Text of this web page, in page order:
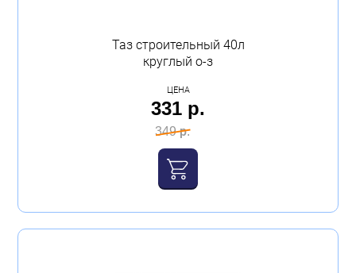
Таз строительный 40л
круглый о-з
ЦЕНА
331 р.
349 р.